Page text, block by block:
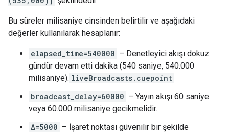
Bu süreler milisaniye cinsinden belirtilir ve aşağıdaki
değerler kullanılarak hesaplanır:
elapsed_time=540000 – Denetleyici akışı dokuz
gündür devam etti dakika (540 saniye, 540.000
milisaniye). liveBroadcasts.cuepoint
broadcast_delay=60000 – Yayın akışı 60 saniye
veya 60.000 milisaniye gecikmelidir.
Δ=5000 – İşaret noktası güvenilir bir şekilde